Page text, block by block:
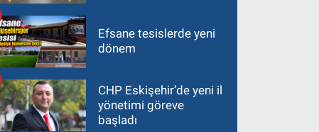
Efsane tesislerde yeni
dönem
CHP Eskişehir’de yeni il
yönetimi göreve
başladı